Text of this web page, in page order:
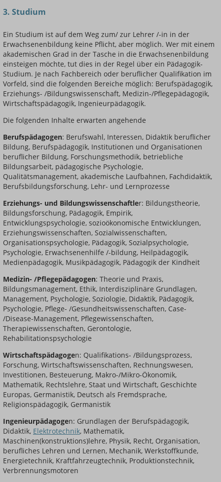
3. Studium
Ein Studium ist auf dem Weg zum/ zur Lehrer /-in in der
Erwachsenenbildung keine Pflicht, aber möglich. Wer mit einem
akademischen Grad in der Tasche in die Erwachsenenbildung
einsteigen möchte, tut dies in der Regel über ein Pädagogik-
Studium. Je nach Fachbereich oder beruflicher Qualifikation im
Vorfeld, sind die folgenden Bereiche möglich: Berufspädagogik,
Erziehungs- /Bildungswissenschaft, Medizin-/Pflegepädagogik,
Wirtschaftspädagogik, Ingenieurpädagogik.
Die folgenden Inhalte erwarten angehende
Berufspädagogen: Berufswahl, Interessen, Didaktik beruflicher
Bildung, Berufspädagogik, Institutionen und Organisationen
beruflicher Bildung, Forschungsmethodik, betriebliche
Bildungsarbeit, pädagogische Psychologie,
Qualitätsmanagement, akademische Laufbahnen, Fachdidaktik,
Berufsbildungsforschung, Lehr- und Lernprozesse
Erziehungs- und Bildungswissenschaftler: Bildungstheorie,
Bildungsforschung, Pädagogik, Empirik,
Entwicklungspsychologie, sozioökonomische Entwicklungen,
Erziehungswissenschaften, Sozialwissenschaften,
Organisationspsychologie, Pädagogik, Sozialpsychologie,
Psychologie, Erwachsenenhilfe /-bildung, Heilpädagogik,
Medienpädagogik, Musikpädagogik, Pädagogik der Kindheit
Medizin- /Pflegepädagogen: Theorie und Praxis,
Bildungsmanagement, Ethik, Interdisziplinäre Grundlagen,
Management, Psychologie, Soziologie, Didaktik, Pädagogik,
Psychologie, Pflege- /Gesundheitswissenschaften, Case-
/Disease-Management, Pflegewissenschaften,
Therapiewissenschaften, Gerontologie,
Rehabilitationspsychologie
Wirtschaftspädagogen: Qualifikations- /Bildungsprozess,
Forschung, Wirtschaftswissenschaften, Rechnungswesen,
Investitionen, Besteuerung, Makro-/Mikro-Ökonomik,
Mathematik, Rechtslehre, Staat und Wirtschaft, Geschichte
Europas, Germanistik, Deutsch als Fremdsprache,
Religionspädagogik, Germanistik
Ingenieurpädagogen: Grundlagen der Berufspädagogik,
Didaktik, Elektrotechnik, Mathematik,
Maschinen(konstruktions)lehre, Physik, Recht, Organisation,
berufliches Lehren und Lernen, Mechanik, Werkstoffkunde,
Energietechnik, Kraftfahrzeugtechnik, Produktionstechnik,
Verbrennungsmotoren